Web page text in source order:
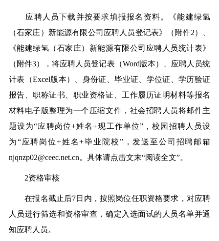
应聘人员下载并按要求填报报名资料。《能建绿氢
（石家庄）新能源有限公司应聘人员登记表》（附件2）、
《能建绿氢（石家庄）新能源有限公司应聘人员统计表》
（附件3），将应聘人员登记表（Word版本）、应聘人员统
计表（Excel版本）、身份证、毕业证、学位证、学历验证
报告、职称证书、职业资格证、工作履历证明材料等报名
材料电子版整理为一个压缩文件，社会招聘人员将邮件主
题设为“应聘岗位+姓名+现工作单位”，校园招聘人员设
为“应聘岗位+姓名+毕业院校”，发送至公司招聘邮箱
njqnzp02@ceec.net.cn。具体请点击文末“阅读全文”。
2资格审核
在报名截止后7日内，按照岗位任职资格要求，对应聘
人员进行筛选和资格审查，确定入选面试的人员名单并通
知应聘人员。